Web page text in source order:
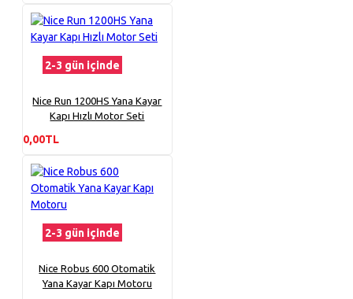
2-3 gün içinde
Nice Run 1200HS Yana Kayar
Kapı Hızlı Motor Seti
0,00TL
2-3 gün içinde
Nice Robus 600 Otomatik
Yana Kayar Kapı Motoru